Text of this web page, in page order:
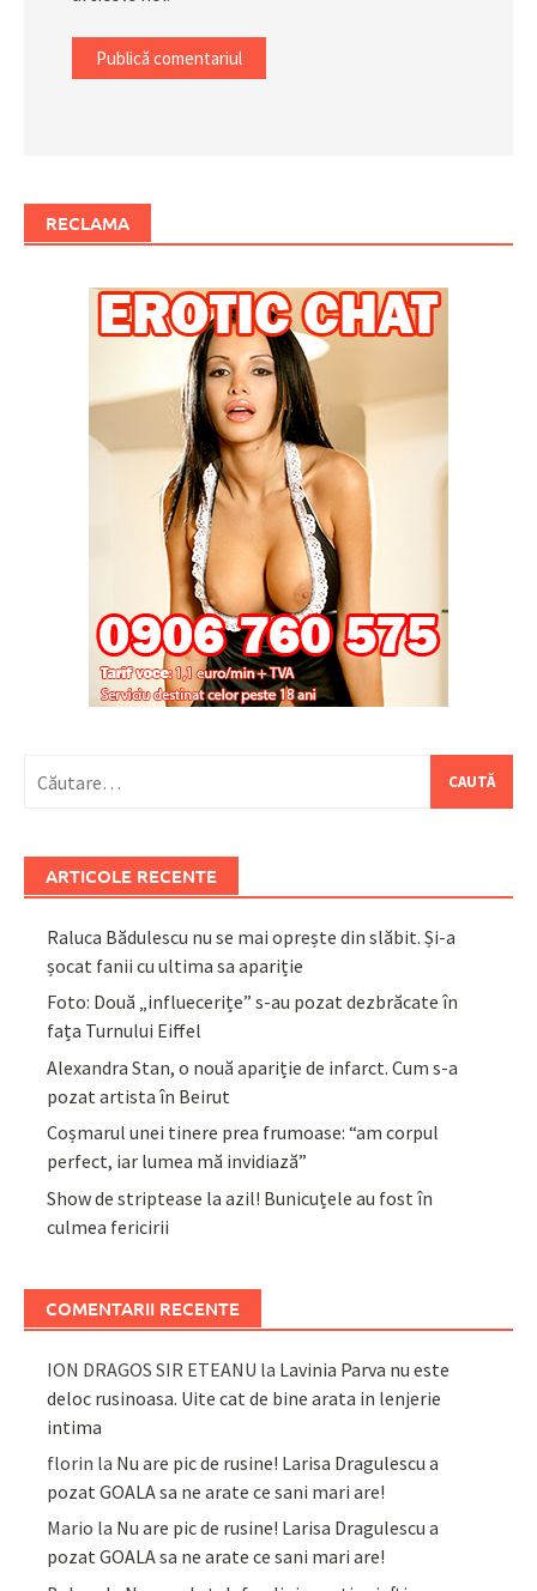
RECLAMA
după:
ARTICOLE RECENTE
Raluca Bădulescu nu se mai oprește din slăbit. Și-a
șocat fanii cu ultima sa apariție
Foto: Două „influecerițe” s-au pozat dezbrăcate în
fața Turnului Eiffel
Alexandra Stan, o nouă apariție de infarct. Cum s-a
pozat artista în Beirut
Coșmarul unei tinere prea frumoase: “am corpul
perfect, iar lumea mă invidiază”
Show de striptease la azil! Bunicuțele au fost în
culmea fericirii
COMENTARII RECENTE
ION DRAGOS SIR ETEANU la Lavinia Parva nu este
deloc rusinoasa. Uite cat de bine arata in lenjerie
intima
florin la Nu are pic de rusine! Larisa Dragulescu a
pozat GOALA sa ne arate ce sani mari are!
Mario la Nu are pic de rusine! Larisa Dragulescu a
pozat GOALA sa ne arate ce sani mari are!